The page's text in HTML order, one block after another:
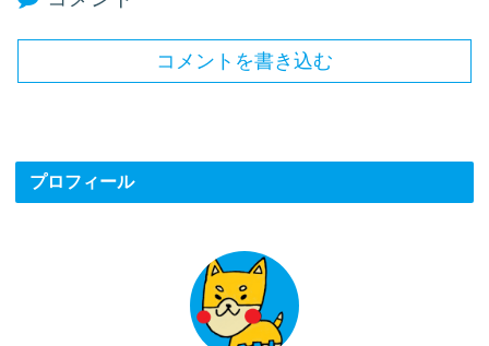
コメントを書き込む
プロフィール